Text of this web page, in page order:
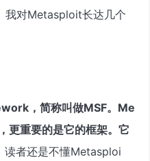
我对Metasploit长达几个
，简称叫做MSF。Me
更重要的是它的框架。它
读者还是不懂Metasploi